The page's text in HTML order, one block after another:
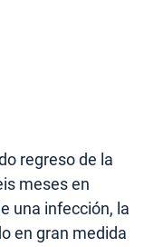
regreso de la
meses en
una infección, la
en gran medida